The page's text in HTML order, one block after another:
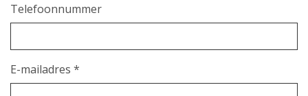
Telefoonnummer
E-mailadres *